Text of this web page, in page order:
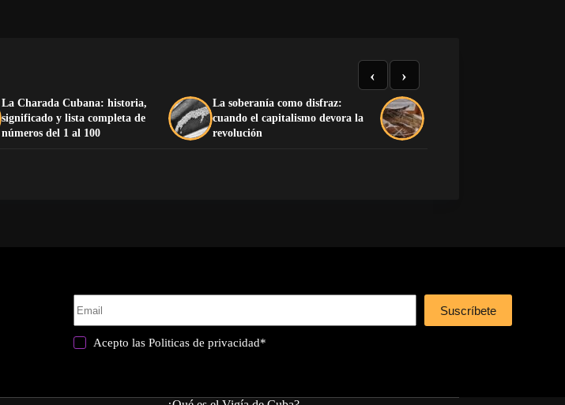
La Charada Cubana: historia,
significado y lista completa de
números del 1 al 100
La soberanía como disfraz:
cuando el capitalismo devora la
revolución
La mano que no encendió
‹ ›
Suscríbete
Acepto lasPoliticas de privacidad*